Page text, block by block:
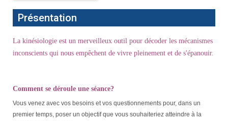
Présentation
La kinésiologie est un merveilleux outil pour décoder les mécanismes
inconscients qui nous empêchent de vivre pleinement et de s'épanouir.
Comment se déroule une séance?
Vous venez avec vos besoins et vos questionnements pour, dans un
premier temps, poser un objectif que vous souhaiteriez atteindre à la